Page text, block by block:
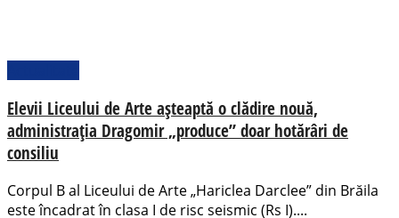
Elevii Liceului de Arte așteaptă o clădire nouă,
administrația Dragomir „produce” doar hotărâri de
consiliu
Corpul B al Liceului de Arte „Hariclea Darclee” din Brăila
este încadrat în clasa I de risc seismic (Rs I)....